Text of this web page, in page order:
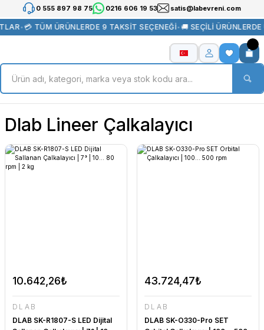
0 555 897 98 75 0216 606 19 53 satis@labevreni.com
•💳 TÜM ÜRÜNLERDE 9 TAKSİT SEÇENEĞİ•🚚 SEÇİLİ ÜRÜNLERDE
Dlab Lineer Çalkalayıcı
10.642,26₺
DLAB
DLAB SK-R1807-S LED Dijital
43.724,47₺
DLAB
DLAB SK-O330-Pro SET